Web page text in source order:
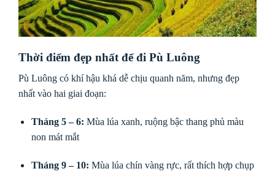
Thời điểm đẹp nhất để đi Pù Luông
Pù Luông có khí hậu khá dễ chịu quanh năm, nhưng đẹp
nhất vào hai giai đoạn:
Tháng 5 – 6: Mùa lúa xanh, ruộng bậc thang phủ màu
non mát mắt
Tháng 9 – 10: Mùa lúa chín vàng rực, rất thích hợp chụp